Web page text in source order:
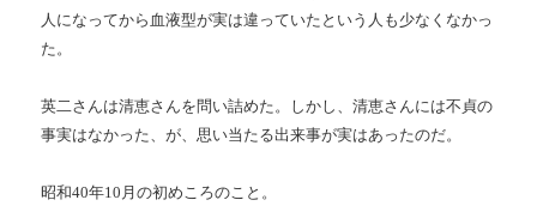
人になってから血液型が実は違っていたという人も少なくなかっ
た。
英二さんは清恵さんを問い詰めた。しかし、清恵さんには不貞の
事実はなかった、が、思い当たる出来事が実はあったのだ。
昭和40年10月の初めころのこと。